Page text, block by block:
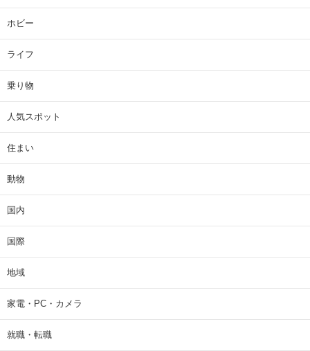
ホビー
ライフ
乗り物
人気スポット
住まい
動物
国内
国際
地域
家電・PC・カメラ
就職・転職